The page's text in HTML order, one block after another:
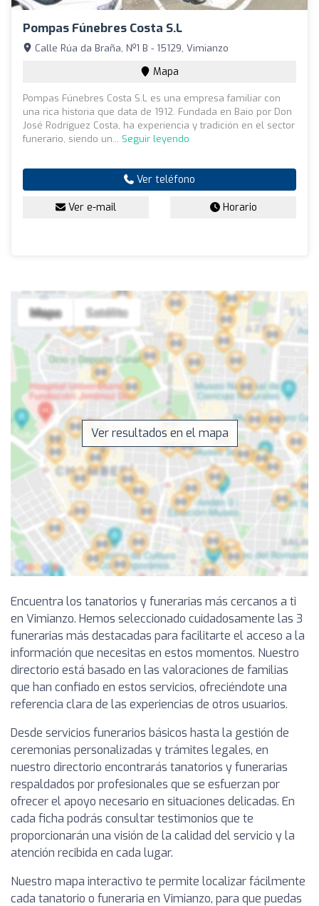
Pompas Fúnebres Costa S.L
Calle Rúa da Braña, Nº1 B - 15129, Vimianzo
Mapa
Pompas Fúnebres Costa S.L es una empresa familiar con
una rica historia que data de 1912. Fundada en Baio por Don
José Rodríguez Costa, ha experiencia y tradición en el sector
funerario, siendo un... Seguir leyendo
Ver teléfono
Ver e-mail Horario
Ver resultados en el mapa
Encuentra los tanatorios y funerarias más cercanos a ti
en Vimianzo. Hemos seleccionado cuidadosamente las 3
funerarias más destacadas para facilitarte el acceso a la
información que necesitas en estos momentos. Nuestro
directorio está basado en las valoraciones de familias
que han confiado en estos servicios, ofreciéndote una
referencia clara de las experiencias de otros usuarios.
Desde servicios funerarios básicos hasta la gestión de
ceremonias personalizadas y trámites legales, en
nuestro directorio encontrarás tanatorios y funerarias
respaldados por profesionales que se esfuerzan por
ofrecer el apoyo necesario en situaciones delicadas. En
cada ficha podrás consultar testimonios que te
proporcionarán una visión de la calidad del servicio y la
atención recibida en cada lugar.
Nuestro mapa interactivo te permite localizar fácilmente
cada tanatorio o funeraria en Vimianzo, para que puedas